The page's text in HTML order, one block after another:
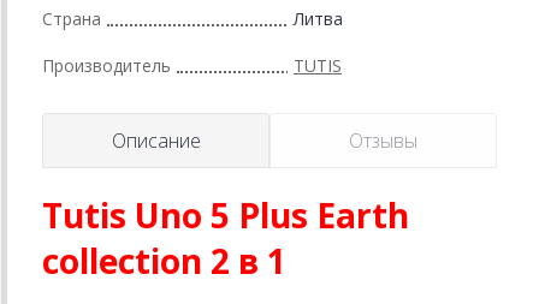
Страна Литва
Производитель TUTIS
Описание Отзывы
Tutis Uno 5 Plus Earth
collection 2 в 1